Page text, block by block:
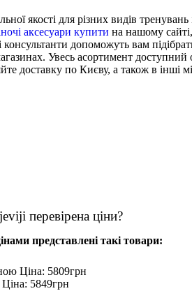
якості для різних видів
аксесуари купити на нашому
допоможуть вам
Увесь асортимент доступний
доставку по Києву, а також в інші
перевірена ціни?
представлені такі товари:
Ціна: 5809грн
Ціна: 5849грн